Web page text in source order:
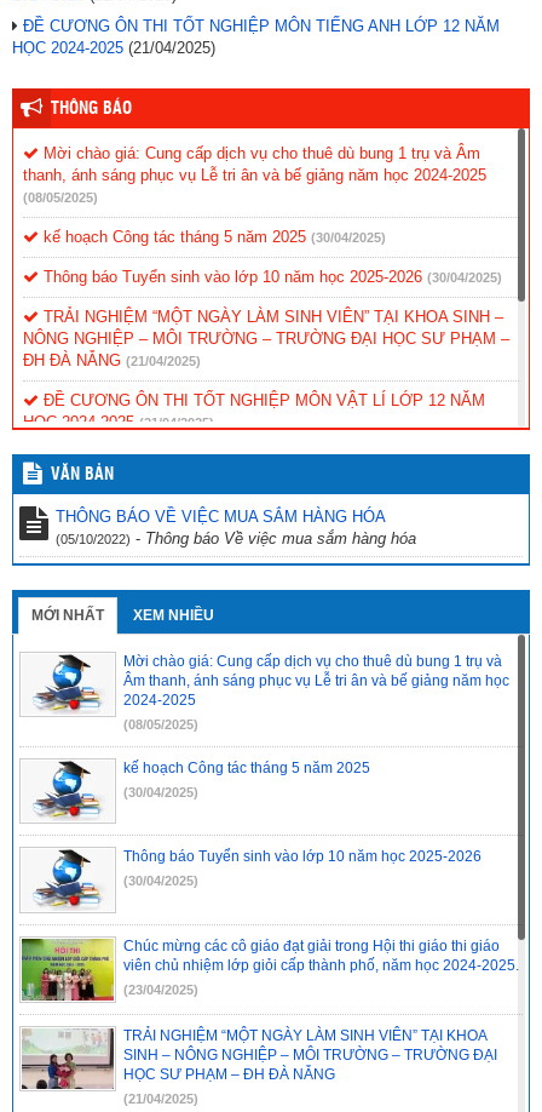
ĐỀ CƯƠNG ÔN THI TỐT NGHIỆP MÔN TIẾNG ANH LỚP 12 NĂM
HỌC 2024-2025 (21/04/2025)
THÔNG BÁO
Mời chào giá: Cung cấp dịch vụ cho thuê dù bung 1 trụ và Âm
thanh, ánh sáng phục vụ Lễ tri ân và bế giảng năm học 2024-2025
(08/05/2025)
kế hoạch Công tác tháng 5 năm 2025 (30/04/2025)
Thông báo Tuyển sinh vào lớp 10 năm học 2025-2026 (30/04/2025)
TRẢI NGHIỆM “MỘT NGÀY LÀM SINH VIÊN” TẠI KHOA SINH –
NÔNG NGHIỆP – MÔI TRƯỜNG – TRƯỜNG ĐẠI HỌC SƯ PHẠM –
ĐH ĐÀ NẴNG (21/04/2025)
ĐỀ CƯƠNG ÔN THI TỐT NGHIỆP MÔN VẬT LÍ LỚP 12 NĂM
HỌC 2024-2025 (21/04/2025)
ĐỀ CƯƠNG ÔN THI TỐT NGHIỆP MÔN NGỮ VĂN LỚP 12 NĂM
HỌC 2024-2025
ĐỀ CƯƠNG ÔN THI TỐT NGHIỆP MÔN TIẾNG ANH LỚP 12
NĂM HỌC 2024-2025 (21/04/2025)
2024-2025 (21/04/2025)
VĂN BẢN
THÔNG BÁO VỀ VIỆC MUA SẮM HÀNG HÓA
(05/10/2022) - Thông báo Về việc mua sắm hàng hóa
MỚI NHẤT XEM NHIỀU
Mời chào giá: Cung cấp dịch vụ cho thuê dù bung 1 trụ và
Âm thanh, ánh sáng phục vụ Lễ tri ân và bế giảng năm học
2024-2025
(08/05/2025)
kế hoạch Công tác tháng 5 năm 2025
(30/04/2025)
Thông báo Tuyển sinh vào lớp 10 năm học 2025-2026
(30/04/2025)
Chúc mừng các cô giáo đạt giải trong Hội thi giáo thi giáo
viên chủ nhiệm lớp giỏi cấp thành phố, năm học 2024-2025.
(23/04/2025)
TRẢI NGHIỆM “MỘT NGÀY LÀM SINH VIÊN” TẠI KHOA
SINH – NÔNG NGHIỆP – MÔI TRƯỜNG – TRƯỜNG ĐẠI
HỌC SƯ PHẠM – ĐH ĐÀ NẴNG
(21/04/2025)